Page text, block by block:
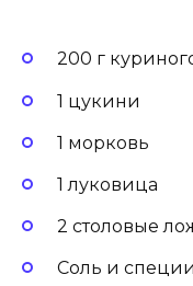
200 г
1 цукини
1 морковь
1 луковица
2 столовые
Соль и